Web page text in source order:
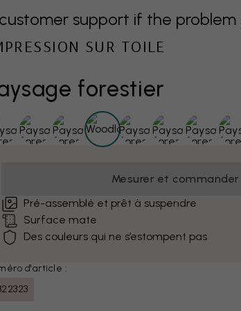
support if the problem
forestier
SUR TOILE
Mesurer et commander
Pré-assemblé et prêt à suspendre
Surface mate
Des couleurs qui ne s’estompent pas
d'article :